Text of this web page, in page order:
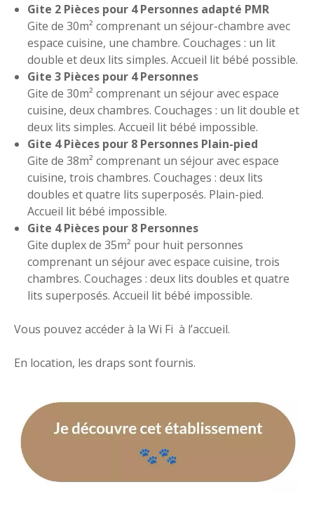
Gite 2 Pièces pour 4 Personnes adapté PMR
Gite de 30m² comprenant un séjour-chambre avec
espace cuisine, une chambre. Couchages : un lit
double et deux lits simples. Accueil lit bébé possible.
Gite 3 Pièces pour 4 Personnes
Gite de 30m² comprenant un séjour avec espace
cuisine, deux chambres. Couchages : un lit double et
deux lits simples. Accueil lit bébé impossible.
Gite 4 Pièces pour 8 Personnes Plain-pied
Gite de 38m² comprenant un séjour avec espace
cuisine, trois chambres. Couchages : deux lits
doubles et quatre lits superposés. Plain-pied.
Accueil lit bébé impossible.
Gite 4 Pièces pour 8 Personnes
Gite duplex de 35m² pour huit personnes
comprenant un séjour avec espace cuisine, trois
chambres. Couchages : deux lits doubles et quatre
lits superposés. Accueil lit bébé impossible.
Vous pouvez accéder à la Wi Fi à l’accueil.
En location, les draps sont fournis.